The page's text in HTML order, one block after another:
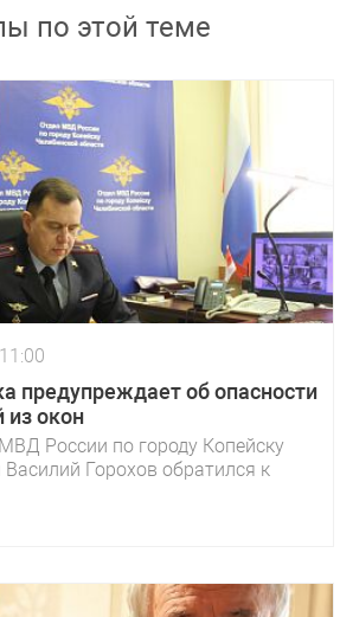
по этой теме
предупреждает об опасности
из окон
России по городу Копейску
Горохов обратился к